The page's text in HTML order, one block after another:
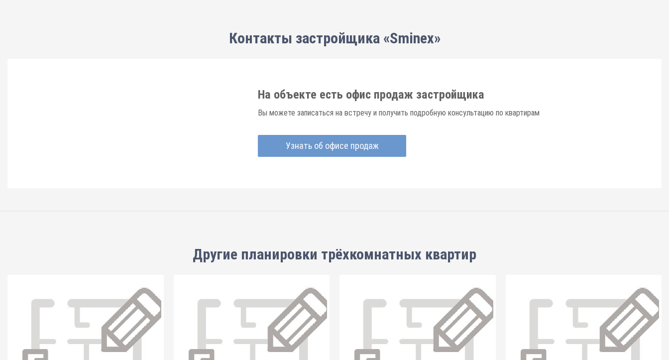
Контакты застройщика «Sminex»
На объекте есть офис продаж застройщика
Вы можете записаться на встречу и получить подробную консультацию по квартирам
Узнать об офисе продаж
Другие планировки трёхкомнатных квартир